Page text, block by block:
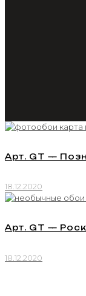
Арт. GT —
18.12.2020
Арт. GT —
18.12.2020